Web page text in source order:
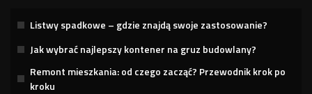
Listwy spadkowe – gdzie znajdą swoje zastosowanie?
Jak wybrać najlepszy kontener na gruz budowlany?
Remont mieszkania: od czego zacząć? Przewodnik krok po
kroku